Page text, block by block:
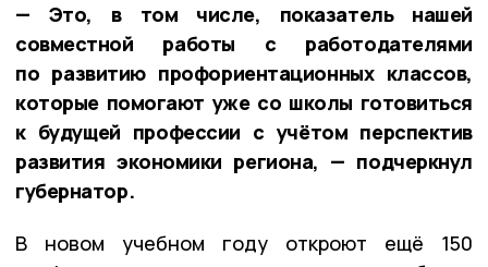
— Это, в том числе, показатель нашей
совместной работы с работодателями
по развитию профориентационных классов,
которые помогают уже со школы готовиться
к будущей профессии с учётом перспектив
развития экономики региона, — подчеркнул
губернатор.
В новом учебном году откроют ещё 150